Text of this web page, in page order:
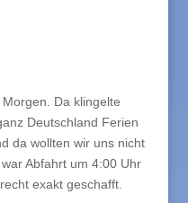
Da klingelte
Deutschland Ferien
da wollten wir uns nicht
Abfahrt um 4:00 Uhr
exakt geschafft.